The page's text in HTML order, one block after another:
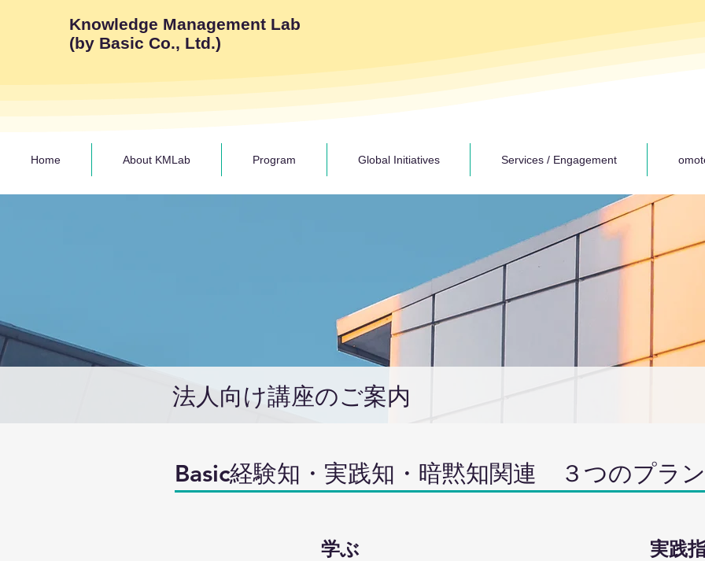
Knowledge Management Lab
(by Basic Co., Ltd.)
Home About KMLab Program Global Initiatives Services / Engagement
法人向け講座のご案内
Basic経験知・実践知・暗黙知関連 ３つのプラン
学ぶ 実践